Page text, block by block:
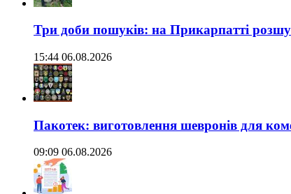
Три доби пошуків: на Прикарпатті
15:44 06.08.2026
Пакотек: виготовлення шевронів для
09:09 06.08.2026